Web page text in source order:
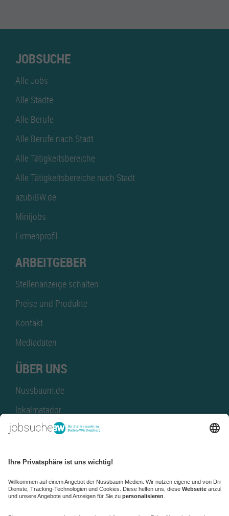
JOBSUCHE
Alle Jobs
Alle Städte
Alle Berufe
Alle Berufe nach Stadt
Alle Tätigkeitsbereiche
Alle Tätigkeitsbereiche nach Stadt
azubiBW.de
Minijobs
Firmenprofil
ARBEITGEBER
Stellenanzeige schalten
Preise und Produkte
Kontakt
Mediadaten
ÜBER UNS
Nussbaum.de
lokalmatador
kaufinBW
NussbaumID
Nussbaum Medien